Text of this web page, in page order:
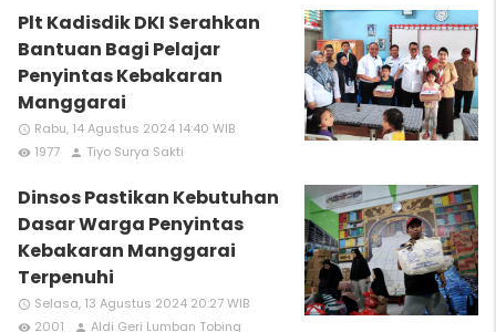
Plt Kadisdik DKI Serahkan
Bantuan Bagi Pelajar
Penyintas Kebakaran
Manggarai
access_time Rabu, 14 Agustus 2024 14:40 WIB
remove_red_eye 1977 person Tiyo Surya Sakti
Dinsos Pastikan Kebutuhan
Dasar Warga Penyintas
Kebakaran Manggarai
Terpenuhi
access_time Selasa, 13 Agustus 2024 20:27 WIB
remove_red_eye 2001 person Aldi Geri Lumban Tobing